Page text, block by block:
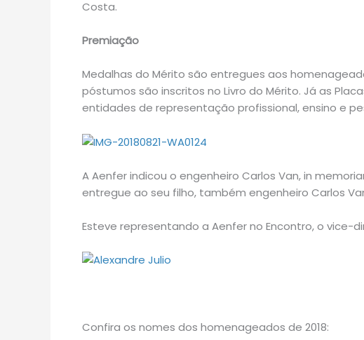
Costa.
Premiação
Medalhas do Mérito são entregues aos
póstumos são inscritos no Livro do Mérito. Já as
entidades de representação profissional, ensino e
A Aenfer indicou o engenheiro Carlos Van, in
entregue ao seu filho, também engenheiro Carlos
Esteve representando a Aenfer no Encontro, o vice-
Confira os nomes dos homenageados de 2018: